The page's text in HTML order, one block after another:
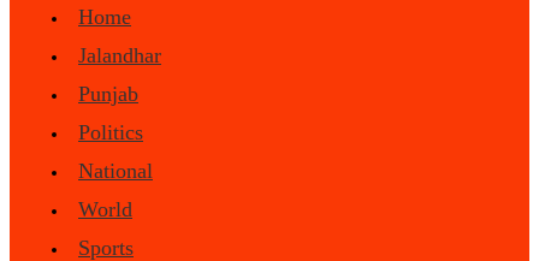
Home
Jalandhar
Punjab
Politics
National
World
Sports